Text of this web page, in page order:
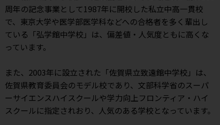
周年の記念事業として1987年に開校した私立中高一貫校
で、東京大学や医学部医学科などへの合格者を多く輩出し
ている「弘学館中学校」は、偏差値・人気度ともに高くな
っています。
また、2003年に設立された「佐賀県立致遠館中学校」は、
佐賀県教育委員会のモデル校であり、文部科学省のスーパ
ーサイエンスハイスクールや学力向上フロンティア・ハイ
スクールに指定されおり、人気のある学校となっています。